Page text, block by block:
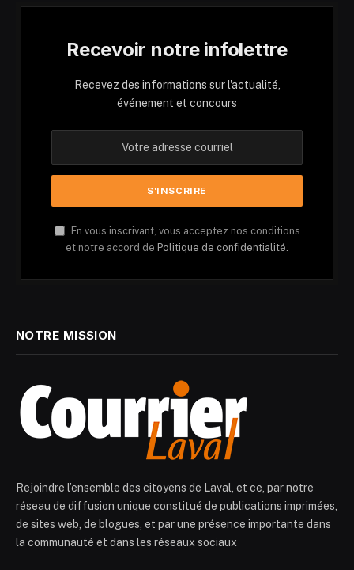
Recevoir notre infolettre
Recevez des informations sur l'actualité,
événement et concours
En vous inscrivant, vous acceptez nos conditions
et notre accord de Politique de confidentialité.
NOTRE MISSION
Rejoindre l’ensemble des citoyens de Laval, et ce, par notre
réseau de diffusion unique constitué de publications imprimées,
de sites web, de blogues, et par une présence importante dans
la communauté et dans les réseaux sociaux